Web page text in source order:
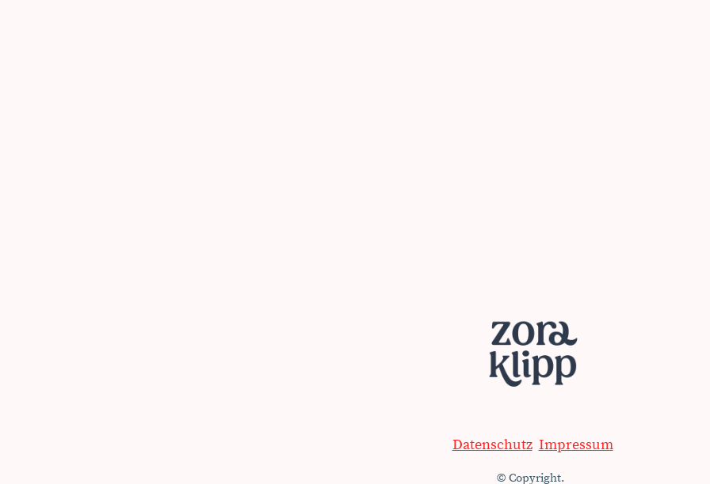
Datenschutz Impressum
© Copyright.